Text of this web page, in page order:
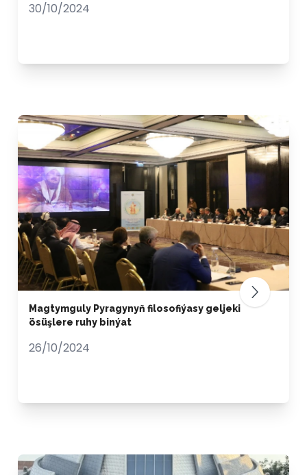
30/10/2024
Magtymguly Pyragynyň filosofiýasy geljeki
ösüşlere ruhy binýat
26/10/2024